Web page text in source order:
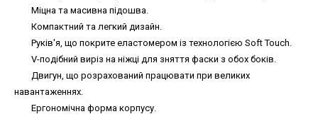
Міцна та масивна підошва.
Компактний та легкий дизайн.
Руків'я, що покрите еластомером із технологією Soft Touch.
V-подібний виріз на ніжці для зняття фаски з обох боків.
Двигун, що розрахований працювати при великих
навантаженнях.
Ергономічна форма корпусу.